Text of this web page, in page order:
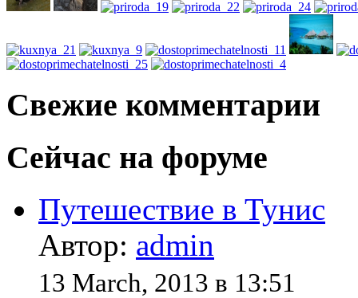
Свежие комментарии
Сейчас на форуме
Путешествие в Тунис
Автор: admin
13 March, 2013 в 13:51